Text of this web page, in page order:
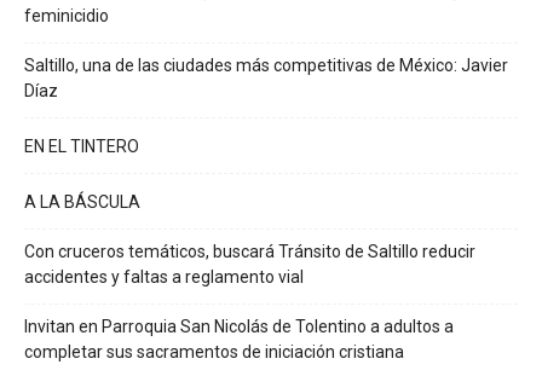
feminicidio
Saltillo, una de las ciudades más competitivas de México: Javier
Díaz
EN EL TINTERO
A LA BÁSCULA
Con cruceros temáticos, buscará Tránsito de Saltillo reducir
accidentes y faltas a reglamento vial
Invitan en Parroquia San Nicolás de Tolentino a adultos a
completar sus sacramentos de iniciación cristiana